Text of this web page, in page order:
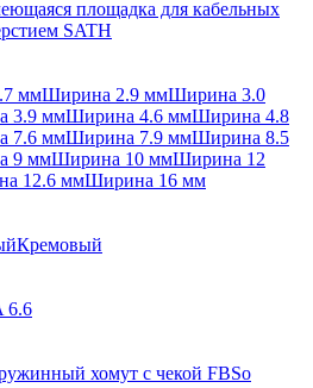
площадка для кабельных
SATH
ммШирина 2.9 ммШирина 3.0
3.9 ммШирина 4.6 ммШирина 4.8
7.6 ммШирина 7.9 ммШирина 8.5
9 ммШирина 10 ммШирина 12
12.6 ммШирина 16 мм
Кремовый
6.6
хомут с чекой FBSo